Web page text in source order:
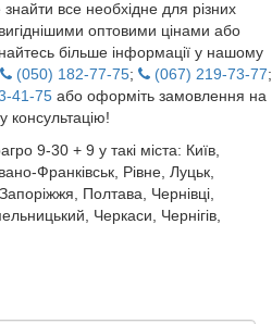
все необхідне для різних
оптовими цінами або
більше інформації у нашому
(050) 182-77-75; (067) 219-73-77;
41-75 або оформіть замовлення на
консультацію!
9-30 + 9 у такі міста: Київ,
Франківськ, Рівне, Луцьк,
Полтава, Чернівці,
Черкаси, Чернігів,